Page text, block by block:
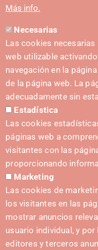
CONTACTO
hola@irisnavarra.com
(+34) 628 23 12 32
C. del Sadar, 31006
Formulario de contacto
Kit de prensa
INICIATIVAS
Navarra Cybersecurity
Spain Living Lab
Apoyo al
Gemelos digitales
Más info.
Necesarias
Las cookies necesarias
web utilizable
navegación en la
de la página web. La
adecuadamente sin
Estadística
Las cookies
páginas web a
visitantes con las
proporcionando
Marketing
Las cookies de
los visitantes en las
mostrar anuncios
usuario individual, y
editores y terceros